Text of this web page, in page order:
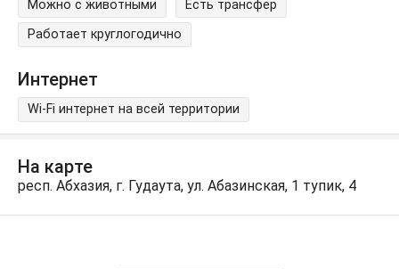
Можно с животными
Есть трансфер
Работает круглогодично
Интернет
Wi-Fi интернет на всей территории
На карте
респ. Абхазия, г. Гудаута, ул. Абазинская, 1 тупик, 4